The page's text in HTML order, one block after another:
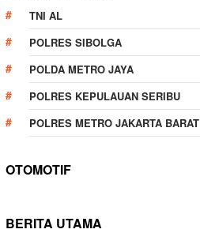
TNI AL
POLRES SIBOLGA
POLDA METRO JAYA
POLRES KEPULAUAN SERIBU
POLRES METRO JAKARTA BARAT
OTOMOTIF
BERITA UTAMA